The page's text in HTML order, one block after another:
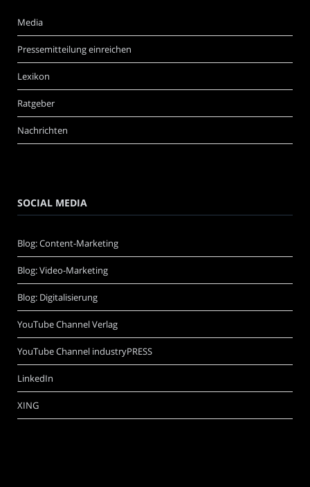
Media
Pressemitteilung einreichen
Lexikon
Ratgeber
Nachrichten
SOCIAL MEDIA
Blog: Content-Marketing
Blog: Video-Marketing
Blog: Digitalisierung
YouTube Channel Verlag
YouTube Channel industryPRESS
LinkedIn
XING